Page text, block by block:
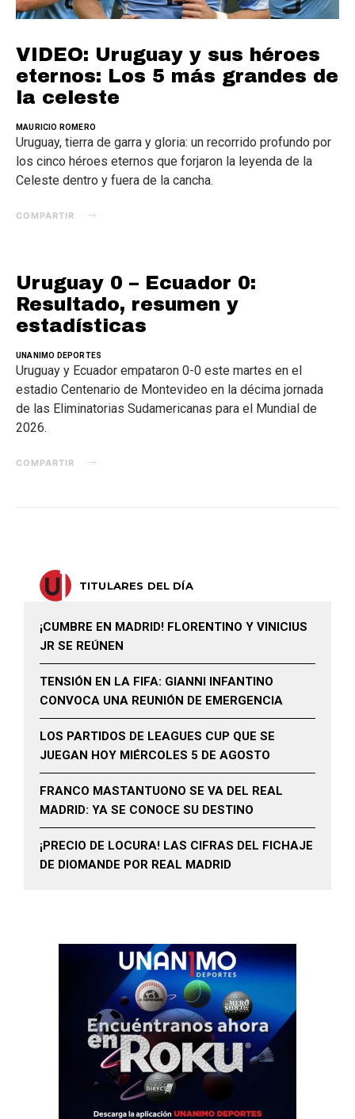
VIDEO: Uruguay y sus héroes
eternos: Los 5 más grandes de
la celeste
MAURICIO ROMERO
Uruguay, tierra de garra y gloria: un recorrido profundo por
los cinco héroes eternos que forjaron la leyenda de la
Celeste dentro y fuera de la cancha.
COMPARTIR
Uruguay 0 – Ecuador 0:
Resultado, resumen y
estadísticas
UNANIMO DEPORTES
Uruguay y Ecuador empataron 0-0 este martes en el
estadio Centenario de Montevideo en la décima jornada
de las Eliminatorias Sudamericanas para el Mundial de
2026.
COMPARTIR
TITULARES DEL DÍA
¡CUMBRE EN MADRID! FLORENTINO Y VINICIUS
JR SE REÚNEN
TENSIÓN EN LA FIFA: GIANNI INFANTINO
CONVOCA UNA REUNIÓN DE EMERGENCIA
LOS PARTIDOS DE LEAGUES CUP QUE SE
JUEGAN HOY MIÉRCOLES 5 DE AGOSTO
FRANCO MASTANTUONO SE VA DEL REAL
MADRID: YA SE CONOCE SU DESTINO
¡PRECIO DE LOCURA! LAS CIFRAS DEL FICHAJE
DE DIOMANDE POR REAL MADRID